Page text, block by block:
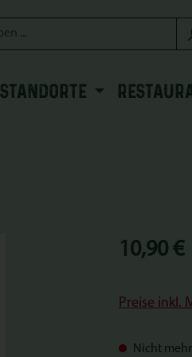
STANDORTE
Regulärer
10,90 €
Preise inkl.
Nicht